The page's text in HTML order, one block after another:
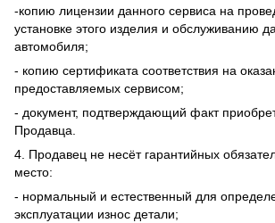
-копию лицензии данного сервиса на
установке этого изделия и обслуживанию
автомобиля;
- копию сертификата соответствия на
предоставляемых сервисом;
- документ, подтверждающий факт
Продавца.
4. Продавец не несёт гарантийных
место:
- нормальный и естественный для
эксплуатации износ детали;